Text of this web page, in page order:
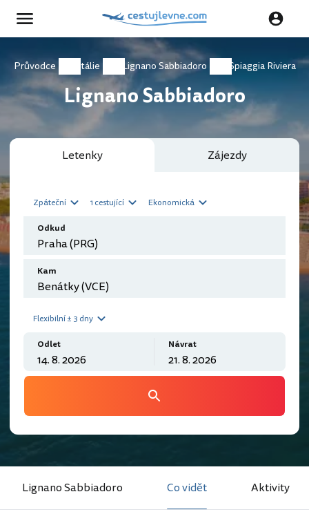
Průvodce Itálie Lignano Sabbiadoro Spiaggia Riviera
Lignano Sabbiadoro
Letenky Zájezdy
Zpáteční 1 cestující Ekonomická
Odkud
Kam
Flexibilní ± 3 dny
Odlet Návrat
Lignano Sabbiadoro Co vidět Aktivity